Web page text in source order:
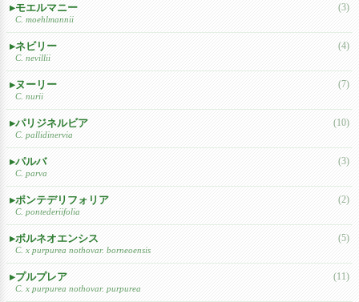
モエルマニー
C. moehlmannii
(3)
ネビリー
C. nevillii
(4)
ヌーリー
C. nurii
(7)
パリジネルビア
C. pallidinervia
(10)
パルバ
C. parva
(3)
ポンテデリフォリア
C. pontederiifolia
(2)
ボルネオエンシス
C. x purpurea nothovar. borneoensis
(5)
プルプレア
C. x purpurea nothovar. purpurea
(11)